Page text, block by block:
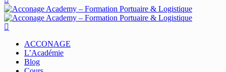
ACCONAGE
L’Académie
Blog